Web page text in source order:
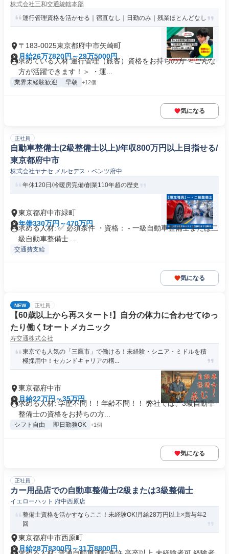
株式会社三和交通統轄本部
運行管理資格を活かせる｜宿直なし｜日勤のみ｜残業ほとんどなし
〒183-0025東京都府中市矢崎町
月給26万7820円～29万5000円
求めている人材 運行管理（旅客）資格をお持ちの方 ＜こんな
方が活躍できます！＞ ・運...
業界未経験歓迎 早朝 +12個
気になる
正社員
自動車整備士(2級整備士以上)/年収800万円以上目指せる/
東京都府中市
株式会社ヤナセ メルセデス・ベンツ府中
年休120日/冷暖房完備/創業110年超の歴史
東京都府中市緑町
年俸330万円～470万円
求める人材: ✅ 必須条件 ・資格： - 一級自動車整備士または二
級自動車整備士 ...
交通費支給
気になる
NEW 正社員
【60歳以上から再スタート!】自分の体力に合わせてゆっ
たり働く❗️オートメカニック
寿交通株式会社
東京でも人気の「三鷹市」で働ける！未経験・シニア・ミドルを積
極採用中！セカンドキャリアの構...
東京都府中市
月給22万円～35万円
求める人材: 学歴不問！！年齢不問！！ 弊社では、3級自動車
整備士の資格をお持ちの方...
シフト自由 即日勤務OK +1個
気になる
正社員
カー用品店での自動車整備士/2級または3級整備士
イエローハット 府中西原店
整備士資格を活かすならここ！未経験OK!月給28万円以上×賞与年2
回
東京都府中市西原町
月給28万8300円～31万8800円